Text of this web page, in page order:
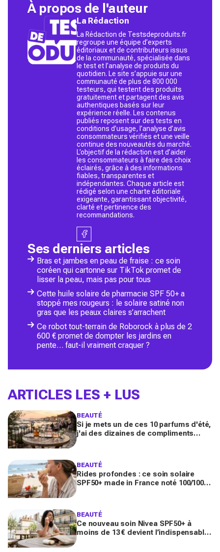
À propos de l'auteur
La Rédaction
La Rédaction de Testsdeproduits.fr
regroupe une équipe d’experts
éditoriaux et de contributeurs issus
de la communauté, spécialisée dans
le test et l’analyse de produits du
quotidien. Le site s’appuie sur une
communauté de plus de 800 000
testeurs, qui testent des produits
gratuitement et partagent des avis
authentiques basés sur leur
expérience réelle. Les contenus
publiés reposent sur des tests en
conditions d’usage, l’analyse d’avis
consommateurs vérifiés et une veille
continue des nouveautés du marché.
L’objectif de la rédaction est d’aider
les consommateurs à faire des choix
éclairés, grâce à des informations
fiables, transparentes et
indépendantes. Chaque article est
rédigé selon une charte éditoriale
exigeante, garantissant objectivité,
clarté et pertinence des
recommandations.
Ses derniers articles
Bras et jambes en peau de fraise : ce soin
coréen qui cartonne sur TikTok promet de
lisser la peau, mais pas pour tous
Cette huile solaire de pharmacie SPF 50+ a
stoppé mes rougeurs : le solaire satiné non
gras que les peaux claires s’arrachent
Ce robot tout-terrain de Roborock à plus de 2
600 € promet de dompter les jardins en
pente… faut-il vraiment craquer ?
ARTICLES LES + LUS
BEAUTÉ
Si je mets un de ces 10 parfums d'été,
j'ai des dizaines de compliments
BEAUTÉ
Rides profondes : ce soin solaire
SPF50+ made in France noté 100/100
BEAUTÉ
Ce nouveau soin Nivea SPF50+ à
moins de 13 € devient l’indispensable